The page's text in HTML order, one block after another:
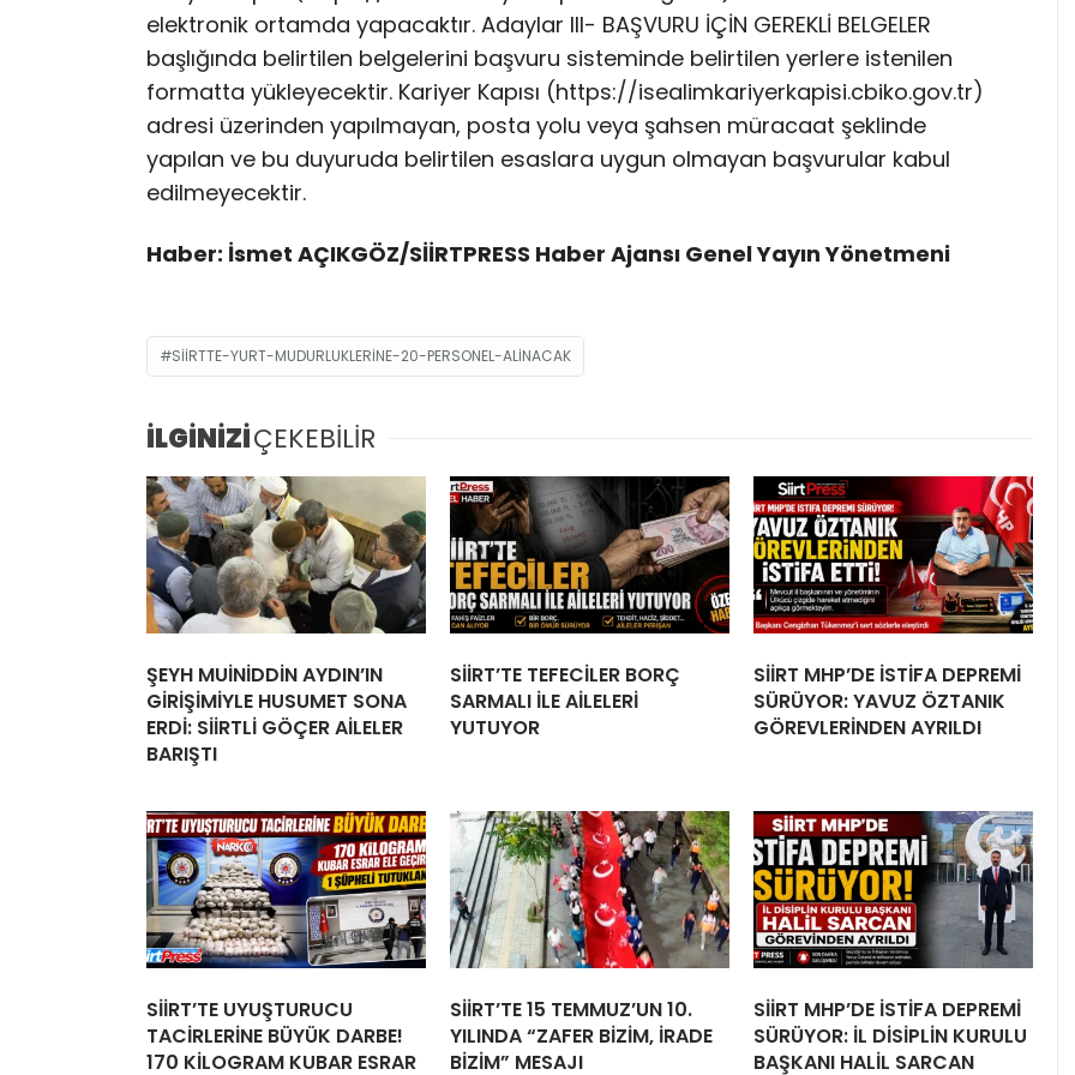
elektronik ortamda yapacaktır. Adaylar III- BAŞVURU İÇİN GEREKLİ BELGELER
başlığında belirtilen belgelerini başvuru sisteminde belirtilen yerlere istenilen
formatta yükleyecektir. Kariyer Kapısı (https://isealimkariyerkapisi.cbiko.gov.tr)
adresi üzerinden yapılmayan, posta yolu veya şahsen müracaat şeklinde
yapılan ve bu duyuruda belirtilen esaslara uygun olmayan başvurular kabul
edilmeyecektir.
Haber: İsmet AÇIKGÖZ/SİİRTPRESS Haber Ajansı Genel Yayın Yönetmeni
SIIRTTE-YURT-MUDURLUKLERINE-20-PERSONEL-ALINACAK
İLGİNİZİÇEKEBİLİR
ŞEYH MUİNİDDİN AYDIN’IN
GİRİŞİMİYLE HUSUMET SONA
ERDİ: SİİRTLİ GÖÇER AİLELER
BARIŞTI
SİİRT’TE TEFECİLER BORÇ
SARMALI İLE AİLELERİ
YUTUYOR
SİİRT MHP’DE İSTİFA DEPREMİ
SÜRÜYOR: YAVUZ ÖZTANIK
GÖREVLERİNDEN AYRILDI
SİİRT’TE UYUŞTURUCU
TACİRLERİNE BÜYÜK DARBE!
170 KİLOGRAM KUBAR ESRAR
SİİRT’TE 15 TEMMUZ’UN 10.
YILINDA “ZAFER BİZİM, İRADE
BİZİM” MESAJI
SİİRT MHP’DE İSTİFA DEPREMİ
SÜRÜYOR: İL DİSİPLİN KURULU
BAŞKANI HALİL SARCAN